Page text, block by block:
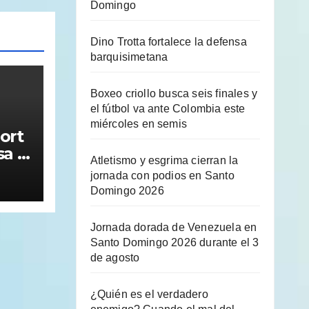
y
Domingo
Dino Trotta fortalece la defensa
barquisimetana
Boxeo criollo busca seis finales y
el fútbol va ante Colombia este
miércoles en semis
Atletismo y esgrima cierran la
jornada con podios en Santo
Domingo 2026
Jornada dorada de Venezuela en
Santo Domingo 2026 durante el 3
de agosto
¿Quién es el verdadero